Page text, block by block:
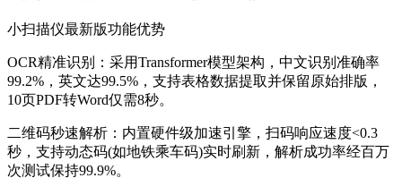
小扫描仪最新版功能优势
OCR精准识别：采用Transformer模型架构，中文识别准确率
99.2%，英文达99.5%，支持表格数据提取并保留原始排版，
10页PDF转Word仅需8秒。
二维码秒速解析：内置硬件级加速引擎，扫码响应速度<0.3
秒，支持动态码(如地铁乘车码)实时刷新，解析成功率经百万
次测试保持99.9%。